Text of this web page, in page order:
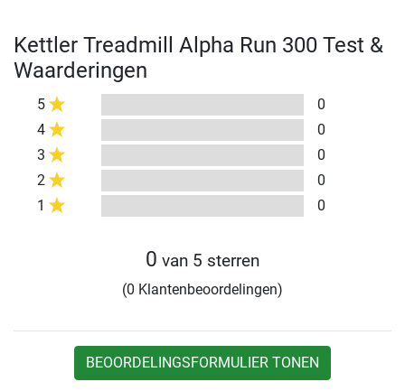
Kettler Treadmill Alpha Run 300 Test &
Waarderingen
5
0
4
0
3
0
2
0
1
0
0 van 5 sterren
(0 Klantenbeoordelingen)
BEOORDELINGSFORMULIER TONEN